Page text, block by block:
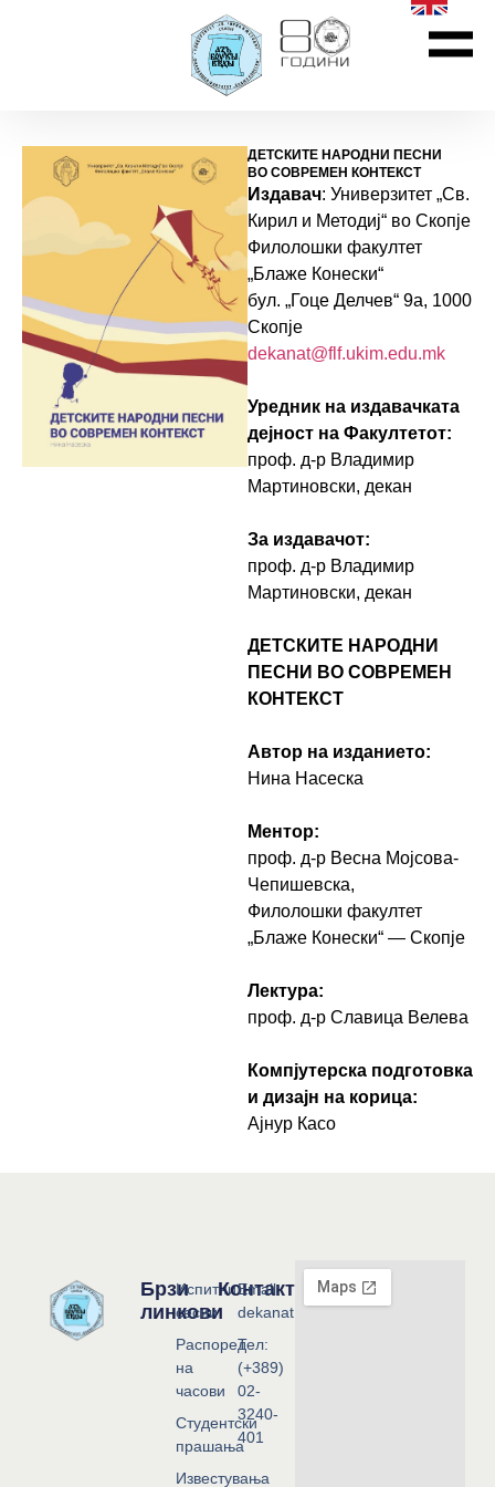
ДЕТСКИТЕ НАРОДНИ ПЕСНИ
ВО СОВРЕМЕН КОНТЕКСТ
Издавач: Универзитет „Св.
Кирил и Методиј“ во Скопје
Филолошки факултет
„Блаже Конески“
бул. „Гоце Делчев“ 9a, 1000
Скопје
dekanat@flf.ukim.edu.mk
Уредник на издавачката
дејност на Факултетот:
проф. д-р Владимир
Мартиновски, декан
За издавачот:
проф. д-р Владимир
Мартиновски, декан
ДЕТСКИТЕ НАРОДНИ
ПЕСНИ ВО СОВРЕМЕН
КОНТЕКСТ
Автор на изданието:
Нина Насеска
Ментор:
проф. д-р Весна Мојсова-
Чепишевска,
Филолошки факултет
„Блаже Конески“ — Скопје
Лектура:
проф. д-р Славица Велева
Компјутерска подготовка
и дизајн на корица:
Ајнур Касо
Брзи
линкови
Испитни
сесии
Распоред
на
часови
Студентски
прашања
Известувања
Контакт
Email:
dekanat@flf.ukim.edu.mk
Тел:
(+389)
02-
3240-
401